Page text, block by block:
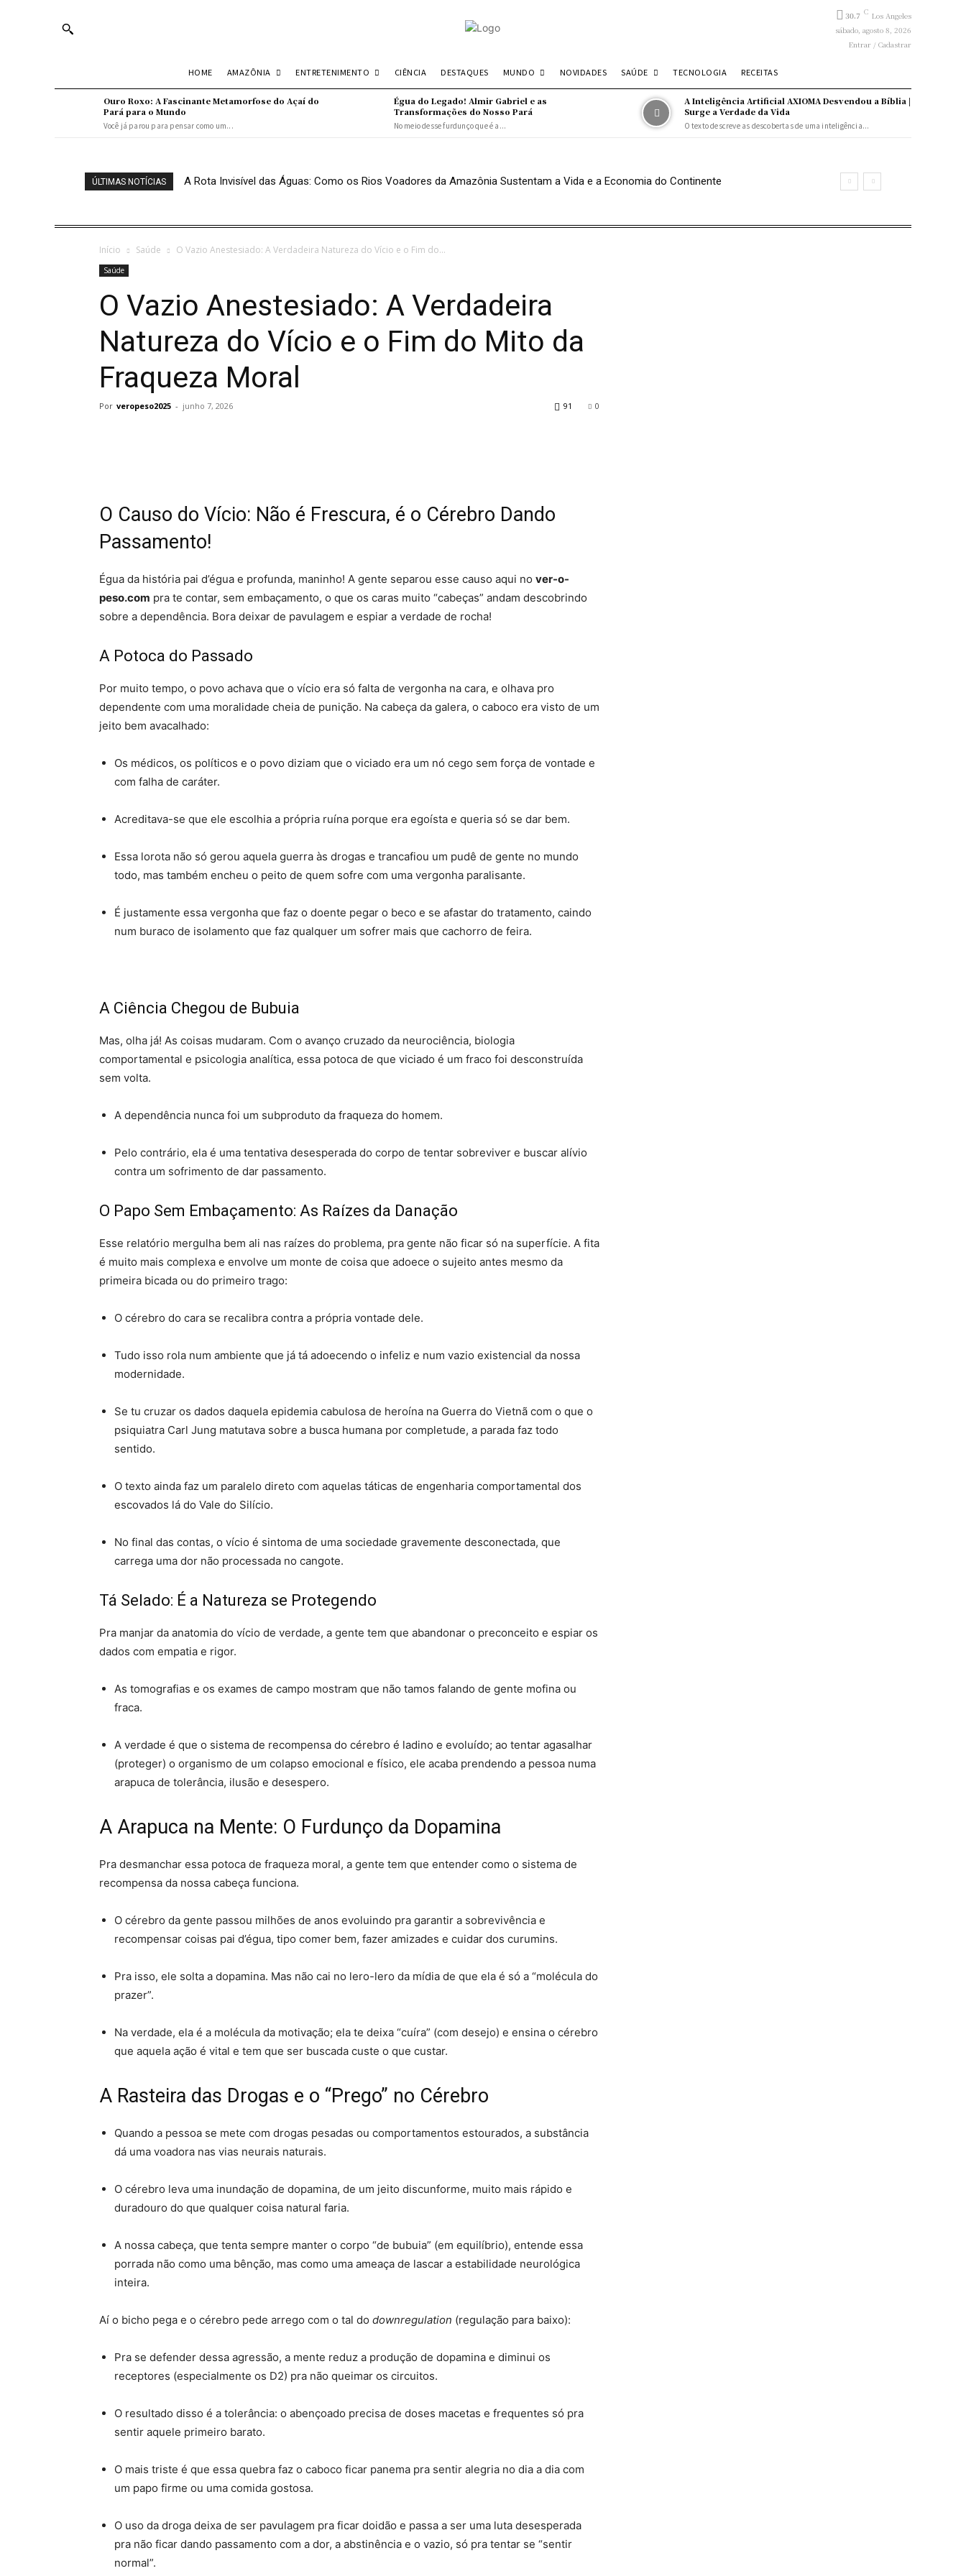
30.7 C Los Angeles
sábado, agosto 8, 2026
Entrar / Cadastrar
HOME AMAZÔNIA ENTRETENIMENTO CIÊNCIA DESTAQUES MUNDO NOVIDADES SAÚDE TECNOLOGIA RECEITAS
Ouro Roxo: A Fascinante Metamorfose do Açaí do
Pará para o Mundo
Você já parou para pensar como um...
Égua do Legado! Almir Gabriel e as
Transformações do Nosso Pará
No meio desse furdunço que é a...
A Inteligência Artificial AXIOMA Desvendou a Bíblia |
Surge a Verdade da Vida
O texto descreve as descobertas de uma inteligência...
ÚLTIMAS NOTÍCIAS A Rota Invisível das Águas: Como os Rios Voadores da Amazônia Sustentam a Vida e a Economia do Continente
Início Saúde O Vazio Anestesiado: A Verdadeira Natureza do Vício e o Fim do...
Saúde
O Vazio Anestesiado: A Verdadeira
Natureza do Vício e o Fim do Mito da
Fraqueza Moral
Por veropeso2025 - junho 7, 2026 0
91
O Causo do Vício: Não é Frescura, é o Cérebro Dando
Passamento!
Égua da história pai d’égua e profunda, maninho! A gente separou esse causo aqui no ver-o-
peso.com pra te contar, sem embaçamento, o que os caras muito “cabeças” andam descobrindo
sobre a dependência. Bora deixar de pavulagem e espiar a verdade de rocha!
A Potoca do Passado
Por muito tempo, o povo achava que o vício era só falta de vergonha na cara, e olhava pro
dependente com uma moralidade cheia de punição. Na cabeça da galera, o caboco era visto de um
jeito bem avacalhado:
Os médicos, os políticos e o povo diziam que o viciado era um nó cego sem força de vontade e
com falha de caráter.
Acreditava-se que ele escolhia a própria ruína porque era egoísta e queria só se dar bem.
Essa lorota não só gerou aquela guerra às drogas e trancafiou um pudê de gente no mundo
todo, mas também encheu o peito de quem sofre com uma vergonha paralisante.
É justamente essa vergonha que faz o doente pegar o beco e se afastar do tratamento, caindo
num buraco de isolamento que faz qualquer um sofrer mais que cachorro de feira.
A Ciência Chegou de Bubuia
Mas, olha já! As coisas mudaram. Com o avanço cruzado da neurociência, biologia
comportamental e psicologia analítica, essa potoca de que viciado é um fraco foi desconstruída
sem volta.
A dependência nunca foi um subproduto da fraqueza do homem.
Pelo contrário, ela é uma tentativa desesperada do corpo de tentar sobreviver e buscar alívio
contra um sofrimento de dar passamento.
O Papo Sem Embaçamento: As Raízes da Danação
Esse relatório mergulha bem ali nas raízes do problema, pra gente não ficar só na superfície. A fita
é muito mais complexa e envolve um monte de coisa que adoece o sujeito antes mesmo da
primeira bicada ou do primeiro trago:
O cérebro do cara se recalibra contra a própria vontade dele.
Tudo isso rola num ambiente que já tá adoecendo o infeliz e num vazio existencial da nossa
modernidade.
Se tu cruzar os dados daquela epidemia cabulosa de heroína na Guerra do Vietnã com o que o
psiquiatra Carl Jung matutava sobre a busca humana por completude, a parada faz todo
sentido.
O texto ainda faz um paralelo direto com aquelas táticas de engenharia comportamental dos
escovados lá do Vale do Silício.
No final das contas, o vício é sintoma de uma sociedade gravemente desconectada, que
carrega uma dor não processada no cangote.
Tá Selado: É a Natureza se Protegendo
Pra manjar da anatomia do vício de verdade, a gente tem que abandonar o preconceito e espiar os
dados com empatia e rigor.
As tomografias e os exames de campo mostram que não tamos falando de gente mofina ou
fraca.
A verdade é que o sistema de recompensa do cérebro é ladino e evoluído; ao tentar agasalhar
(proteger) o organismo de um colapso emocional e físico, ele acaba prendendo a pessoa numa
arapuca de tolerância, ilusão e desespero.
A Arapuca na Mente: O Furdunço da Dopamina
Pra desmanchar essa potoca de fraqueza moral, a gente tem que entender como o sistema de
recompensa da nossa cabeça funciona.
O cérebro da gente passou milhões de anos evoluindo pra garantir a sobrevivência e
recompensar coisas pai d’égua, tipo comer bem, fazer amizades e cuidar dos curumins.
Pra isso, ele solta a dopamina. Mas não cai no lero-lero da mídia de que ela é só a “molécula do
prazer”.
Na verdade, ela é a molécula da motivação; ela te deixa “cuíra” (com desejo) e ensina o cérebro
que aquela ação é vital e tem que ser buscada custe o que custar.
A Rasteira das Drogas e o “Prego” no Cérebro
Quando a pessoa se mete com drogas pesadas ou comportamentos estourados, a substância
dá uma voadora nas vias neurais naturais.
O cérebro leva uma inundação de dopamina, de um jeito discunforme, muito mais rápido e
duradouro do que qualquer coisa natural faria.
A nossa cabeça, que tenta sempre manter o corpo “de bubuia” (em equilíbrio), entende essa
porrada não como uma bênção, mas como uma ameaça de lascar a estabilidade neurológica
inteira.
Aí o bicho pega e o cérebro pede arrego com o tal do downregulation (regulação para baixo):
Pra se defender dessa agressão, a mente reduz a produção de dopamina e diminui os
receptores (especialmente os D2) pra não queimar os circuitos.
O resultado disso é a tolerância: o abençoado precisa de doses macetas e frequentes só pra
sentir aquele primeiro barato.
O mais triste é que essa quebra faz o caboco ficar panema pra sentir alegria no dia a dia com
um papo firme ou uma comida gostosa.
O uso da droga deixa de ser pavulagem pra ficar doidão e passa a ser uma luta desesperada
pra não ficar dando passamento com a dor, a abstinência e o vazio, só pra tentar se “sentir
normal”.
Turn off snow